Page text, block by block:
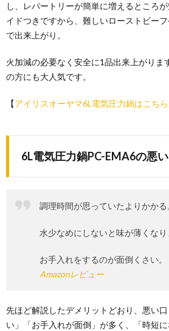
し、レパートリーが簡単に増えるところ
イドつきですから、難しいローストビー
で出来上がり。
火加減の必要なく安全に1品出来上がりま
の方にも大人気です。
【アイリスオーヤマ6L電気圧力鍋はこち
6L電気圧力鍋PC-EMA6の悪
調理時間が思っていたよりかかる
水少なめにしないと味が薄くなり
お手入れをするのが面倒くさい。
Amazonレビュー
先ほど解説したデメリットどおり、悪い
い」「お手入れが面倒」が多く、「時短